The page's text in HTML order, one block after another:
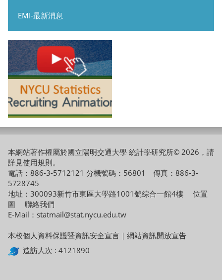
EMI-最新消息
本網站著作權屬於國立陽明交通大學 統計學研究所© 2026，請
詳見使用規則。
電話：886-3-5712121 分機號碼：56801 傳真：886-3-
5728745
地址：300093新竹市東區大學路1001號綜合一館4樓 位置
圖
聯絡我們
E-Mail：statmail@stat.nycu.edu.tw
本校個人資料保護暨資訊安全宣言 ｜ 網站資訊開放宣告
造訪人次 : 4121890